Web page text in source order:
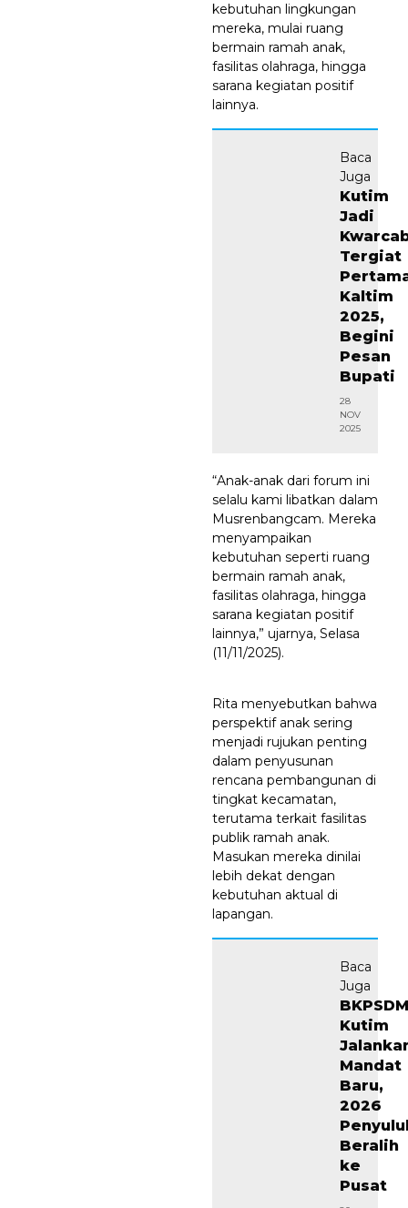
kebutuhan lingkungan
mereka, mulai ruang
bermain ramah anak,
fasilitas olahraga, hingga
sarana kegiatan positif
lainnya.
Baca
Juga
Kutim
Jadi
Tergiat
Kaltim
2025,
Begini
Pesan
Bupati
28
NOV
2025
“Anak-anak dari forum ini
selalu kami libatkan dalam
Musrenbangcam. Mereka
menyampaikan
kebutuhan seperti ruang
bermain ramah anak,
fasilitas olahraga, hingga
sarana kegiatan positif
lainnya,” ujarnya, Selasa
(11/11/2025).
Rita menyebutkan bahwa
perspektif anak sering
menjadi rujukan penting
dalam penyusunan
rencana pembangunan di
tingkat kecamatan,
terutama terkait fasilitas
publik ramah anak.
Masukan mereka dinilai
lebih dekat dengan
kebutuhan aktual di
lapangan.
Baca
Juga
BKPSDM
Kutim
Mandat
Baru,
2026
Beralih
ke
Pusat